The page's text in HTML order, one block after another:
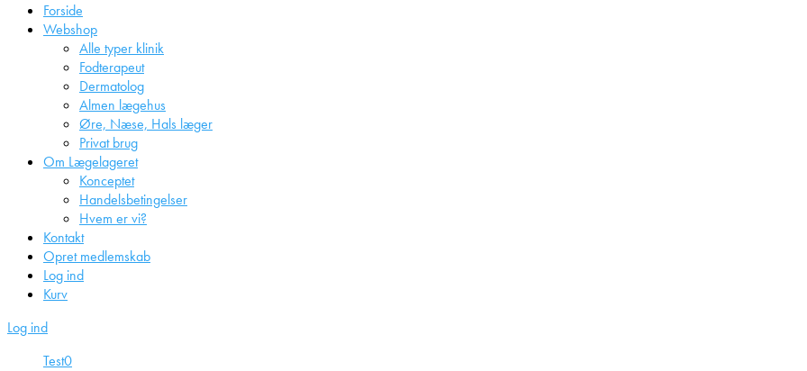
Forside
Webshop
Alle typer klinik
Fodterapeut
Dermatolog
Almen lægehus
Øre, Næse, Hals læger
Privat brug
Om Lægelageret
Konceptet
Handelsbetingelser
Hvem er vi?
Kontakt
Opret medlemskab
Log ind
Kurv
Log ind
Test0